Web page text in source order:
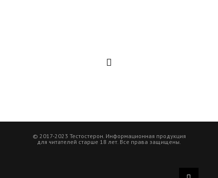
© 2017-2023 Тестостерон. Информационная продукция
для читателей старше 18 лет. Все права защищены.